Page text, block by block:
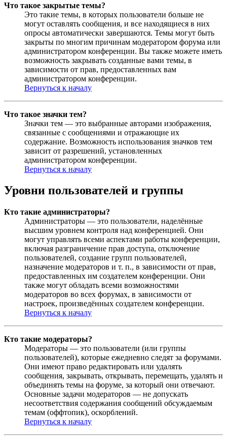
Что такое закрытые темы?
Это такие темы, в которых пользователи больше не
могут оставлять сообщения, и все находящиеся в них
опросы автоматически завершаются. Темы могут быть
закрыты по многим причинам модератором форума или
администратором конференции. Вы также можете иметь
возможность закрывать созданные вами темы, в
зависимости от прав, предоставленных вам
администратором конференции.
Вернуться к началу
Что такое значки тем?
Значки тем — это выбранные авторами изображения,
связанные с сообщениями и отражающие их
содержание. Возможность использования значков тем
зависит от разрешений, установленных
администратором конференции.
Вернуться к началу
Уровни пользователей и группы
Кто такие администраторы?
Администраторы — это пользователи, наделённые
высшим уровнем контроля над конференцией. Они
могут управлять всеми аспектами работы конференции,
включая разграничение прав доступа, отключение
пользователей, создание групп пользователей,
назначение модераторов и т. п., в зависимости от прав,
предоставленных им создателем конференции. Они
также могут обладать всеми возможностями
модераторов во всех форумах, в зависимости от
настроек, произведённых создателем конференции.
Вернуться к началу
Кто такие модераторы?
Модераторы — это пользователи (или группы
пользователей), которые ежедневно следят за форумами.
Они имеют право редактировать или удалять
сообщения, закрывать, открывать, перемещать, удалять и
объединять темы на форуме, за который они отвечают.
Основные задачи модераторов — не допускать
несоответствия содержания сообщений обсуждаемым
темам (оффтопик), оскорблений.
Вернуться к началу